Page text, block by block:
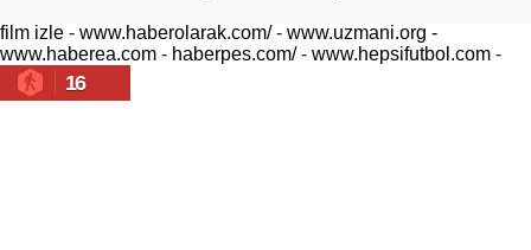
film izle - www.haberolarak.com/- www.uzmani.org -
www.haberea.com - haberpes.com/- www.hepsifutbol.com -
16